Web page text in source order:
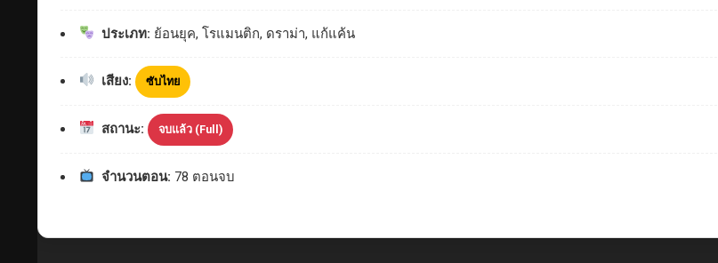
ประเภท: ย้อนยุค, โรแมนติก, ดราม่า, แก้แค้น
เสียง: ซับไทย
สถานะ: จบแล้ว (Full)
จำนวนตอน: 78 ตอนจบ